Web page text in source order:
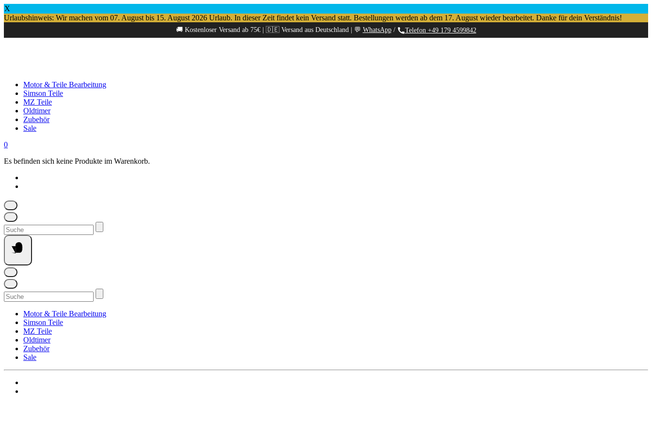
X
Urlaubshinweis: Wir machen vom 07. August bis 15. August 2026 Urlaub. In dieser Zeit findet kein Versand statt. Bestellungen werden ab dem 17. August wieder bearbeitet. Danke für dein Verständnis!
🚚 Kostenloser Versand ab 75€ | 🇩🇪 Versand aus Deutschland | 💬 WhatsApp/ Telefon +49 179 4599842
Motor & Teile Bearbeitung
Simson Teile
MZ Teile
Oldtimer
Zubehör
Sale
0
Es befinden sich keine Produkte im Warenkorb.
Suchen
nach:
Suchen
nach:
Motor & Teile Bearbeitung
Simson Teile
MZ Teile
Oldtimer
Zubehör
Sale